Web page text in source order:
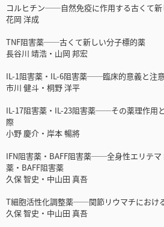
コルヒチン──自然免疫に作用する古くて新
花岡 洋成
TNF阻害薬──古くて新しい分子標的薬
長谷川 靖浩・山岡 邦宏
IL-1阻害薬・IL-6阻害薬──臨床的意義と注
市川 健斗・桐野 洋平
IL-17阻害薬・IL-23阻害薬──その薬理作用
際
小野 慶介・岸本 暢將
IFN阻害薬・BAFF阻害薬──全身性エリテマ
薬・BAFF阻害薬
久保 智史・中山田 真吾
T細胞活性化調整薬──関節リウマチにおけ
久保 智史・中山田 真吾